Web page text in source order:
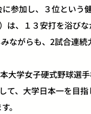
参加し、３位という
は、１３安打を浴び
ながらも、2試合連
大学女子硬式野球選
、大学日本一を目指
。